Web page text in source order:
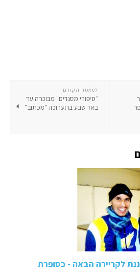
למאמר הקודם
"סיפורי מסגדים" מבוכרה עד
באר שבע בתערוכה "מכתוב"
לקריירה הבאה - כסופרת